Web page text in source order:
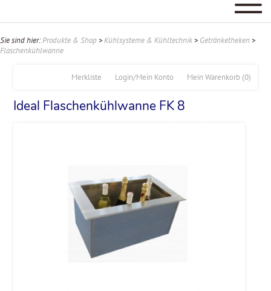
Sie sind hier:Produkte & Shop >Kühlsysteme & Kühltechnik > Getränketheken >
Flaschenkühlwanne
Mein Warenkorb (0)
Login/Mein Konto
Merkliste
Ideal Flaschenkühlwanne FK 8